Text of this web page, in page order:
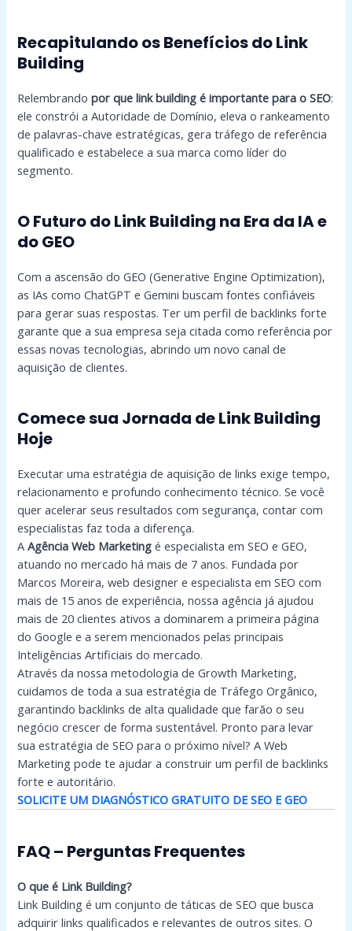
Recapitulando os Benefícios do Link
Building
Relembrandopor que link building é importante para o SEO:
ele constrói a Autoridade de Domínio, eleva o rankeamento
de palavras-chave estratégicas, gera tráfego de referência
qualificado e estabelece a sua marca como líder do
segmento.
O Futuro do Link Building na Era da IA e
do GEO
Com a ascensão do GEO (Generative Engine Optimization),
as IAs como ChatGPT e Gemini buscam fontes confiáveis
para gerar suas respostas. Ter um perfil de backlinks forte
garante que a sua empresa seja citada como referência por
essas novas tecnologias, abrindo um novo canal de
aquisição de clientes.
Comece sua Jornada de Link Building
Hoje
Executar uma estratégia de aquisição de links exige tempo,
relacionamento e profundo conhecimento técnico. Se você
quer acelerar seus resultados com segurança, contar com
especialistas faz toda a diferença.
AAgência Web Marketing é especialista em SEO e GEO,
atuando no mercado há mais de 7 anos. Fundada por
Marcos Moreira, web designer e especialista em SEO com
mais de 15 anos de experiência, nossa agência já ajudou
mais de 20 clientes ativos a dominarem a primeira página
do Google e a serem mencionados pelas principais
Inteligências Artificiais do mercado.
Através da nossa metodologia de Growth Marketing,
cuidamos de toda a sua estratégia de Tráfego Orgânico,
garantindo backlinks de alta qualidade que farão o seu
negócio crescer de forma sustentável. Pronto para levar
sua estratégia de SEO para o próximo nível? A Web
Marketing pode te ajudar a construir um perfil de backlinks
forte e autoritário.
SOLICITE UM DIAGNÓSTICO GRATUITO DE SEO E GEO
FAQ – Perguntas Frequentes
O que é Link Building?
Link Building é um conjunto de táticas de SEO que busca
adquirir links qualificados e relevantes de outros sites. O